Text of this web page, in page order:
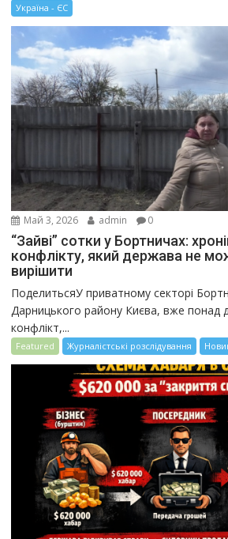
Україна - ЄС
Май 3, 2026 admin 0
“Зайві” сотки у Бортничах:
конфлікту, який держава не
вирішити
ПоделитьсяУ приватному секторі
Дарницького району Києва, вже понад
конфлікт,...
Featured Журналістські розслідування